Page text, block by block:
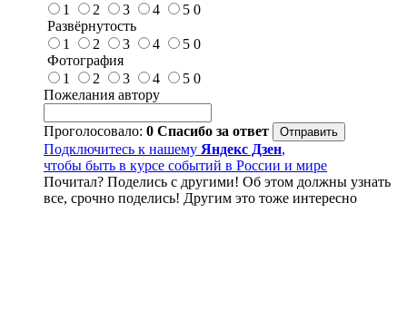
1
2 3 4 5 0
Развёрнутость
1
2 3 4 5 0
Фотография
1
2 3 4 5 0
Пожелания автору
Проголосовало: 0 Спасибо за ответ
Подключитесь к нашему Яндекс Дзен,
чтобы быть в курсе событий в России и мире
Почитал? Поделись с другими! Об этом должны узнать
все, срочно поделись! Другим это тоже интересно